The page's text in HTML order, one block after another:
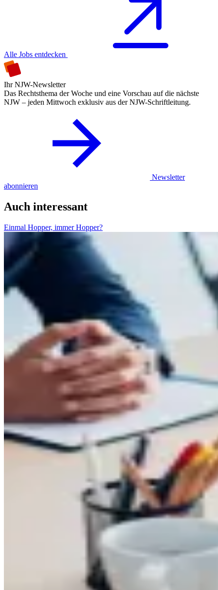
Alle Jobs entdecken
Ihr NJW-Newsletter
Das Rechtsthema der Woche und eine Vorschau auf die nächste
NJW – jeden Mittwoch exklusiv aus der NJW-Schriftleitung.
Newsletter
abonnieren
Auch interessant
Einmal Hopper, immer Hopper?